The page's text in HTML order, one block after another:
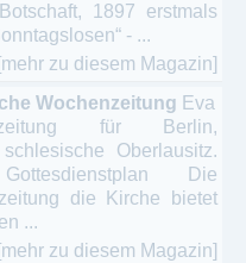
1897 erstmals
- ...
[mehr zu diesem Magazin]
Wochenzeitung Eva
für Berlin,
Oberlausitz.
Die
die Kirche bietet
...
[mehr zu diesem Magazin]